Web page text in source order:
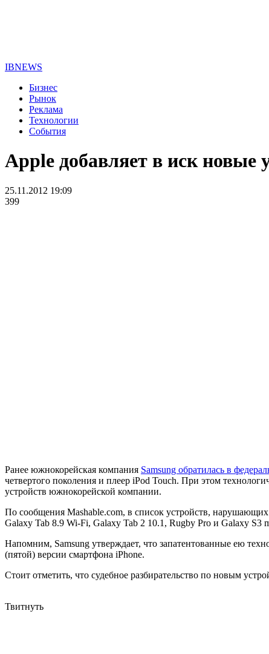
IBNEWS
Бизнес
Рынок
Реклама
Технологии
События
Apple добавляет в иск новые
25.11.2012 19:09
399
Ранее южнокорейская компания Samsung обратилась в
четвертого поколения и плеер iPod Touch. При этом
устройств южнокорейской компании.
По сообщения Mashable.com, в список устройств,
Galaxy Tab 8.9 Wi-Fi, Galaxy Tab 2 10.1, Rugby Pro и Galaxy S3
Напомним, Samsung утверждает, что запатентованные ею
(пятой) версии смартфона iPhone.
Стоит отметить, что судебное разбирательство по новым
Твитнуть